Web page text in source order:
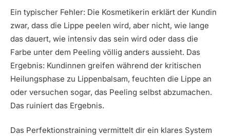
Ein typischer Fehler: Die Kosmetikerin erklärt der Kundin
zwar, dass die Lippe peelen wird, aber nicht, wie lange
das dauert, wie intensiv das sein wird oder dass die
Farbe unter dem Peeling völlig anders aussieht. Das
Ergebnis: Kundinnen greifen während der kritischen
Heilungsphase zu Lippenbalsam, feuchten die Lippe an
oder versuchen sogar, das Peeling selbst abzumachen.
Das ruiniert das Ergebnis.
Das Perfektionstraining vermittelt dir ein klares System